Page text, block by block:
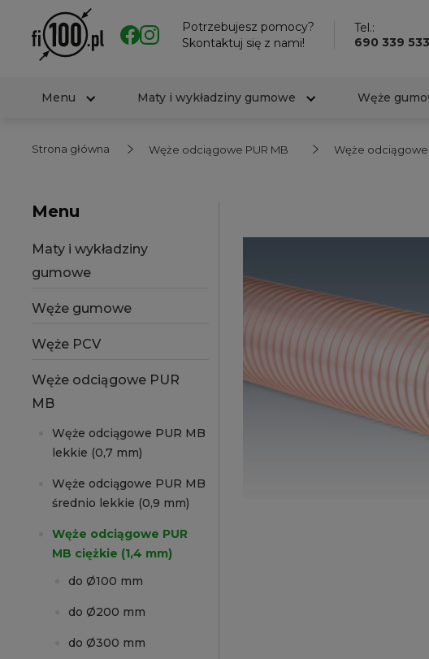
Potrzebujesz pomocy?
Skontaktuj się z nami!
Tel.:
690 339 533
Menu Maty i wykładziny gumowe Węże
Strona główna Węże odciągowe PUR MB Węże odciągowe
Menu
Maty i wykładziny
gumowe
Węże gumowe
Węże PCV
Węże odciągowe PUR
MB
Węże odciągowe PUR MB
lekkie (0,7 mm)
Węże odciągowe PUR MB
średnio lekkie (0,9 mm)
Węże odciągowe PUR
MB ciężkie (1,4 mm)
do Ø100 mm
do Ø200 mm
do Ø300 mm